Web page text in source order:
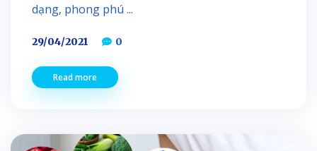
dạng, phong phú ...
29/04/2021 0
Read more